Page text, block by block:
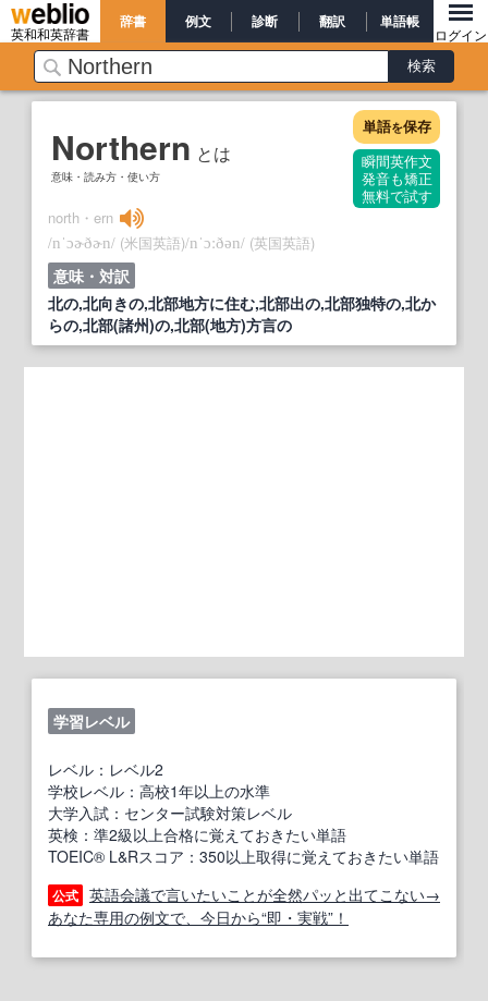
英和和英辞書
辞書 例文 診断 翻訳 単語帳
ログイン
Northern とは
意味・読み方・使い方
単語を保存
瞬間英作文
発音も矯正
無料で試す
north・ern
/nˈɔɚðɚn/ (米国英語)/nˈɔːðən/ (英国英語)
意味・対訳
北の,北向きの,北部地方に住む,北部出の,北部独特の,北か
らの,北部(諸州)の,北部(地方)方言の
学習レベル
レベル：レベル2
学校レベル：高校1年以上の水準
大学入試：センター試験対策レベル
英検：準2級以上合格に覚えておきたい単語
TOEIC® L&Rスコア：350以上取得に覚えておきたい単語
公式 英語会議で言いたいことが全然パッと出てこない→
あなた専用の例文で、今日から“即・実戦”！